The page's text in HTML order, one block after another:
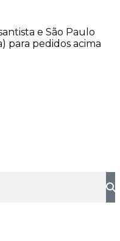
e São Paulo
para pedidos acima